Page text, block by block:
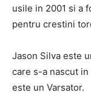
usile in 2001 si a
pentru crestini
Jason Silva este
care s-a nascut
este un Varsator.